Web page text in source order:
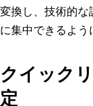
変換し、技術的な
に集中できるよう
クイック
定